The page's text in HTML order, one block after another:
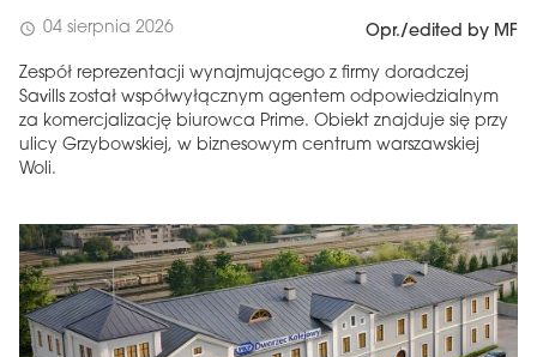
schedule 04 sierpnia 2026 Opr./edited by MF
Zespół reprezentacji wynajmującego z firmy doradczej
Savills został współwyłącznym agentem odpowiedzialnym
za komercjalizację biurowca Prime. Obiekt znajduje się przy
ulicy Grzybowskiej, w biznesowym centrum warszawskiej
Woli.